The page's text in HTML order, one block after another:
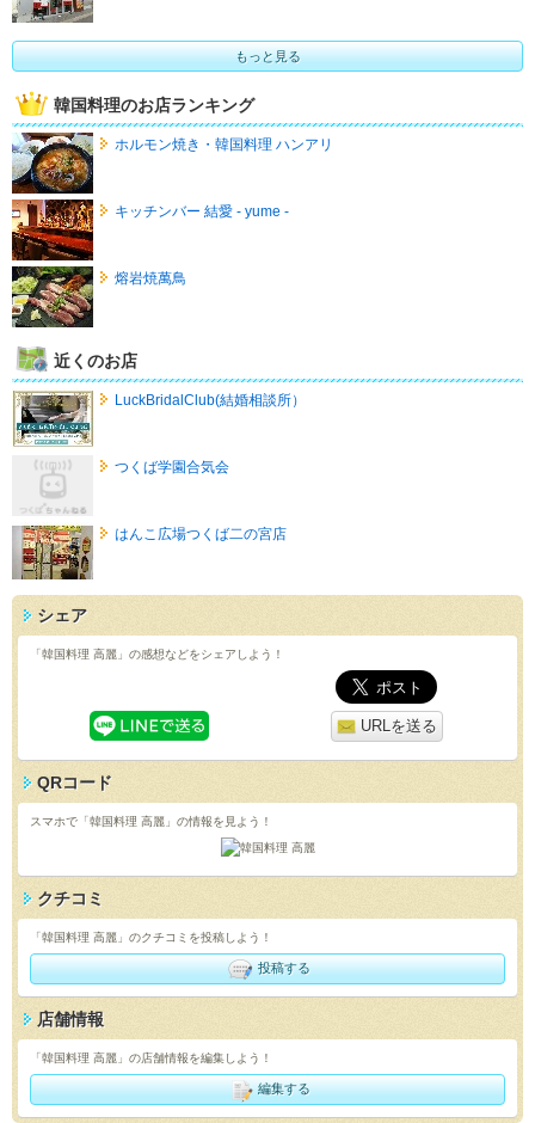
もっと見る
韓国料理のお店ランキング
ホルモン焼き・韓国料理 ハンアリ
キッチンバー 結愛 - yume -
熔岩焼萬鳥
近くのお店
LuckBridalClub(結婚相談所）
つくば学園合気会
はんこ広場つくば二の宮店
シェア
「韓国料理 高麗」の感想などをシェアしよう！
URLを送る
QRコード
スマホで「韓国料理 高麗」の情報を見よう！
クチコミ
「韓国料理 高麗」のクチコミを投稿しよう！
投稿する
店舗情報
「韓国料理 高麗」の店舗情報を編集しよう！
編集する